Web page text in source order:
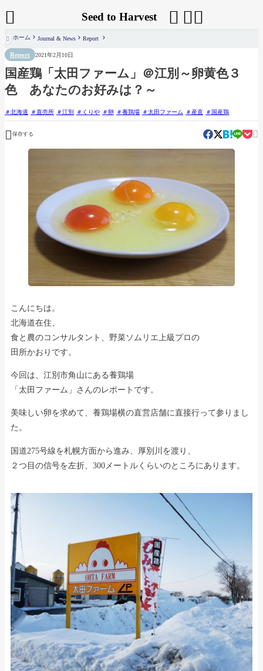
Seed to Harvest  

 ホーム Journal & News Report
Report 2021年2月10日
国産鶏「太田ファーム」＠江別～卵黄色３
色 あなたのお好みは？～
北海道 直売所 江別 くりや 卵 養鶏場 太田ファーム 産直 国産鶏
 保存する 
こんにちは。
北海道在住、
食と農のコンサルタント、野菜ソムリエ上級プロの
田所かおりです。
今回は、江別市角山にある養鶏場
「太田ファーム」さんのレポートです。
美味しい卵を求めて、養鶏場横の直営店舗に直接行って参りまし
た。
国道275号線を札幌方面から進み、厚別川を渡り、
２つ目の信号を左折、300メートルくらいのところにあります。